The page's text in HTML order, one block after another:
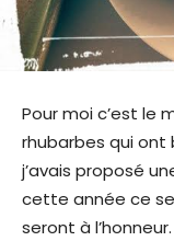
Pour moi c’est le
rhubarbes qui ont
j’avais proposé
cette année ce
seront à l’honneur.